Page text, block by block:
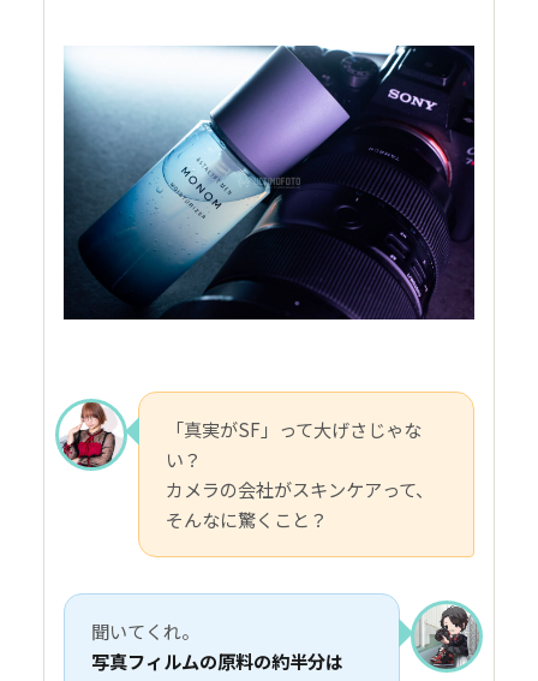
「真実がSF」って大げさじゃな
い？
カメラの会社がスキンケアって、
そんなに驚くこと？
聞いてくれ。
写真フィルムの原料の約半分は